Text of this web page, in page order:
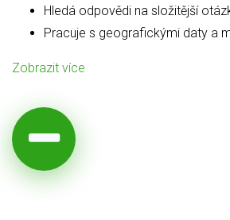
Hledá odpovědi na složitější
Pracuje s geografickými daty a
Zobrazit více